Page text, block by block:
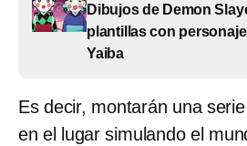
Dibujos de Demon
plantillas con
Yaiba
Es decir, montarán una
en el lugar simulando el